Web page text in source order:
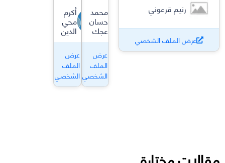
رنيم قرعوني
عرض الملف الشخصي
محمد
حسان
عجك
عرض
الملف
الشخصي
أكرم
محي
الدين
عرض
الملف
الشخصي